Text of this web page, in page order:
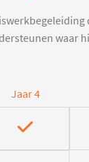
waar
Jaar 4